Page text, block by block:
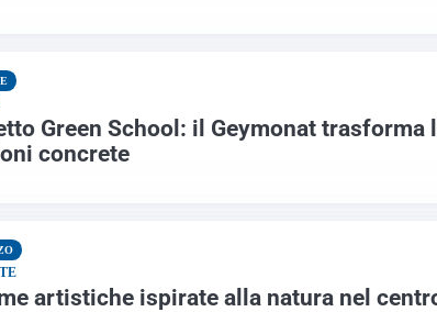
Green School: il Geymonat trasforma
concrete
artistiche ispirate alla natura nel